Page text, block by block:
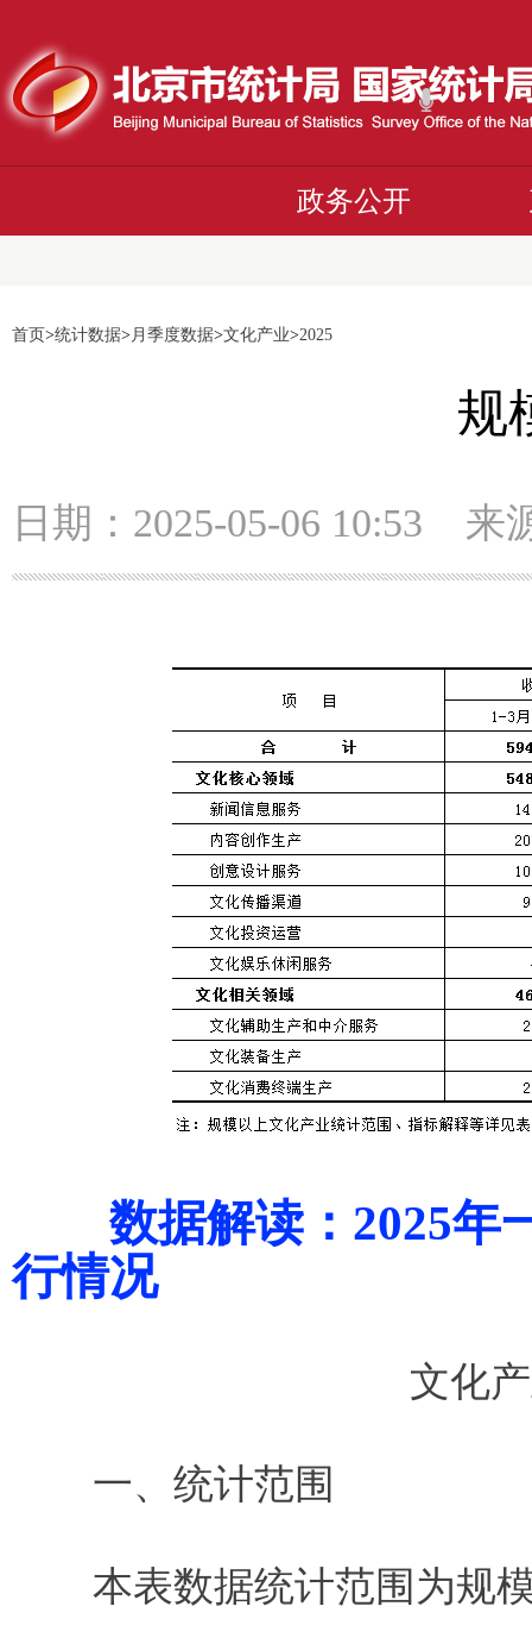
政务公开
首页>统计数据>月季度数据>文化产业>2025
规
日期：2025-05-06 10:53 来
数据解读：2025年一
行情况
文化
一、统计范围
本表数据统计范围为规模